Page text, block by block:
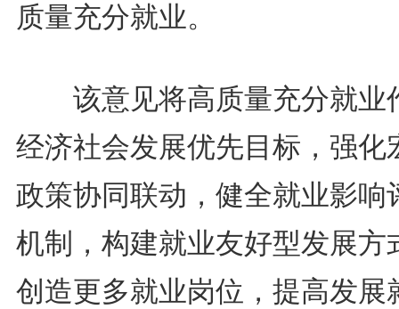
质量充分就业。
该意见将高质量充分就业
经济社会发展优先目标，强化
政策协同联动，健全就业影响
机制，构建就业友好型发展方
创造更多就业岗位，提高发展